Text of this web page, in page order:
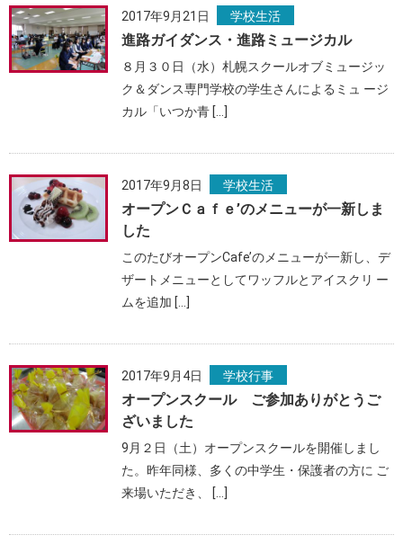
2017年9月21日 学校生活
進路ガイダンス・進路ミュージカル
８月３０日（水）札幌スクールオブミュージッ
ク＆ダンス専門学校の学生さんによるミュ ージ
カル「いつか青 […]
2017年9月8日 学校生活
オープンＣａｆｅ’のメニューが一新しま
した
このたびオープンCafe’のメニューが一新し、デ
ザートメニューとしてワッフルとアイスクリ ー
ムを追加 […]
2017年9月4日 学校行事
オープンスクール ご参加ありがとうご
ざいました
9月２日（土）オープンスクールを開催しまし
た。昨年同様、多くの中学生・保護者の方に ご
来場いただき、 […]